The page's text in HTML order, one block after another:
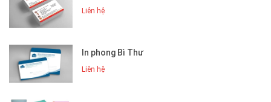
Liên hệ
In phong Bì Thư
Liên hệ